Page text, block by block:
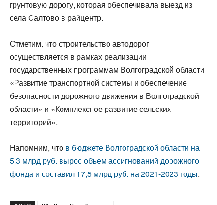
грунтовую дорогу, которая обеспечивала выезд из
села Салтово в райцентр.
Отметим, что строительство автодорог
осуществляется в рамках реализации
государственных программам Волгоградской области
«Развитие транспортной системы и обеспечение
безопасности дорожного движения в Волгоградской
области» и «Комплексное развитие сельских
территорий».
Напомним, что в бюджете Волгоградской области на
5,3 млрд руб. вырос объем ассигнований дорожного
фонда и составил 17,5 млрд руб. на 2021-2023 годы.